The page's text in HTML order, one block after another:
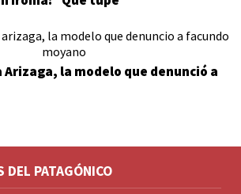
Arizaga, la modelo que denunció a
DEL PATAGÓNICO